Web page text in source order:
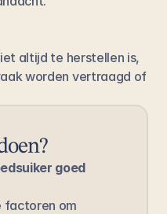
altijd te herstellen is,
worden vertraagd of
goed
factoren om